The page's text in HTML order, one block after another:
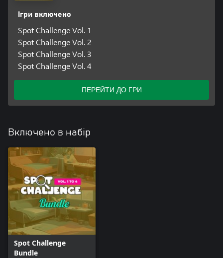
Ігри включено
Spot Challenge Vol. 1
Spot Challenge Vol. 2
Spot Challenge Vol. 3
Spot Challenge Vol. 4
ПЕРЕЙТИ ДО ГРИ
Включено в набір
Spot Challenge
Bundle